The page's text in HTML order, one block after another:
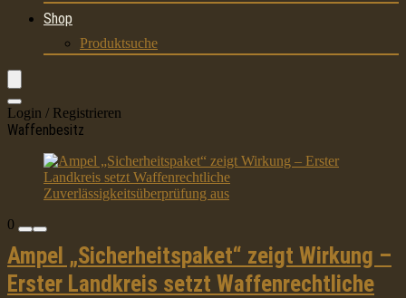
Shop
Produktsuche
Login / Registrieren
Waffenbesitz
0
Ampel „Sicherheitspaket“ zeigt Wirkung –
Erster Landkreis setzt Waffenrechtliche